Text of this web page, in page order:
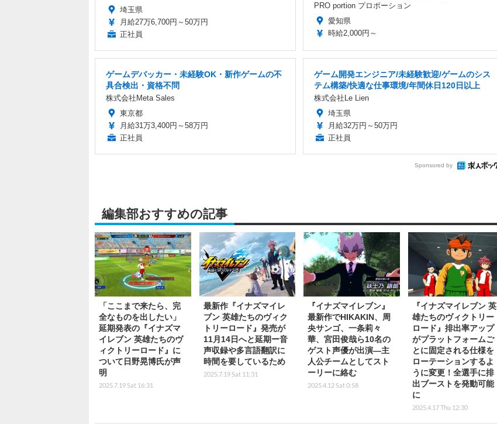
埼玉県
月給27万6,700円～50万円
正社員
PRO portion プロポーション
愛知県
時給2,000円～
ゲームデバッカー・未経験OK・新作ゲームの不
具合検出・資格不問
株式会社Meta Sales
東京都
月給31万3,400円～58万円
正社員
ゲーム開発エンジニア/未経験歓迎/ゲームのシス
テム構築/快適な仕事環境/年間休日120日以上
株式会社Le Lien
埼玉県
月給32万円～50万円
正社員
Sponsored by
編集部おすすめの記事
「ここまで来たら、完
全なものを出したい」
延期発表の『イナズマ
イレブン 英雄たちのヴ
ィクトリーロード』に
ついて日野晃博氏が声
明
2025.7.19 Sat 16:31
最新作『イナズマイレ
ブン 英雄たちのヴィク
トリーロード』発売が
11月14日へと延期ー音
声収録や多言語翻訳に
時間を要しているため
2025.7.19 Sat 11:31
『イナズマイレブン』
最新作でHIKAKIN、周
央サンゴ、一条莉々
華、宮田俊哉ら10名の
ゲスト声優が出演―主
人公チームとしてスト
ーリーに絡む
2025.4.12 Sat 0:58
『イナズマイレブン 英
雄たちのヴィクトリー
ロード』排出率アップ
がプラットフォームご
とに固定される仕様を
ローテーションするよ
うに変更！全選手に排
出ブーストを発動可能
に
2025.4.17 Thu 12:30